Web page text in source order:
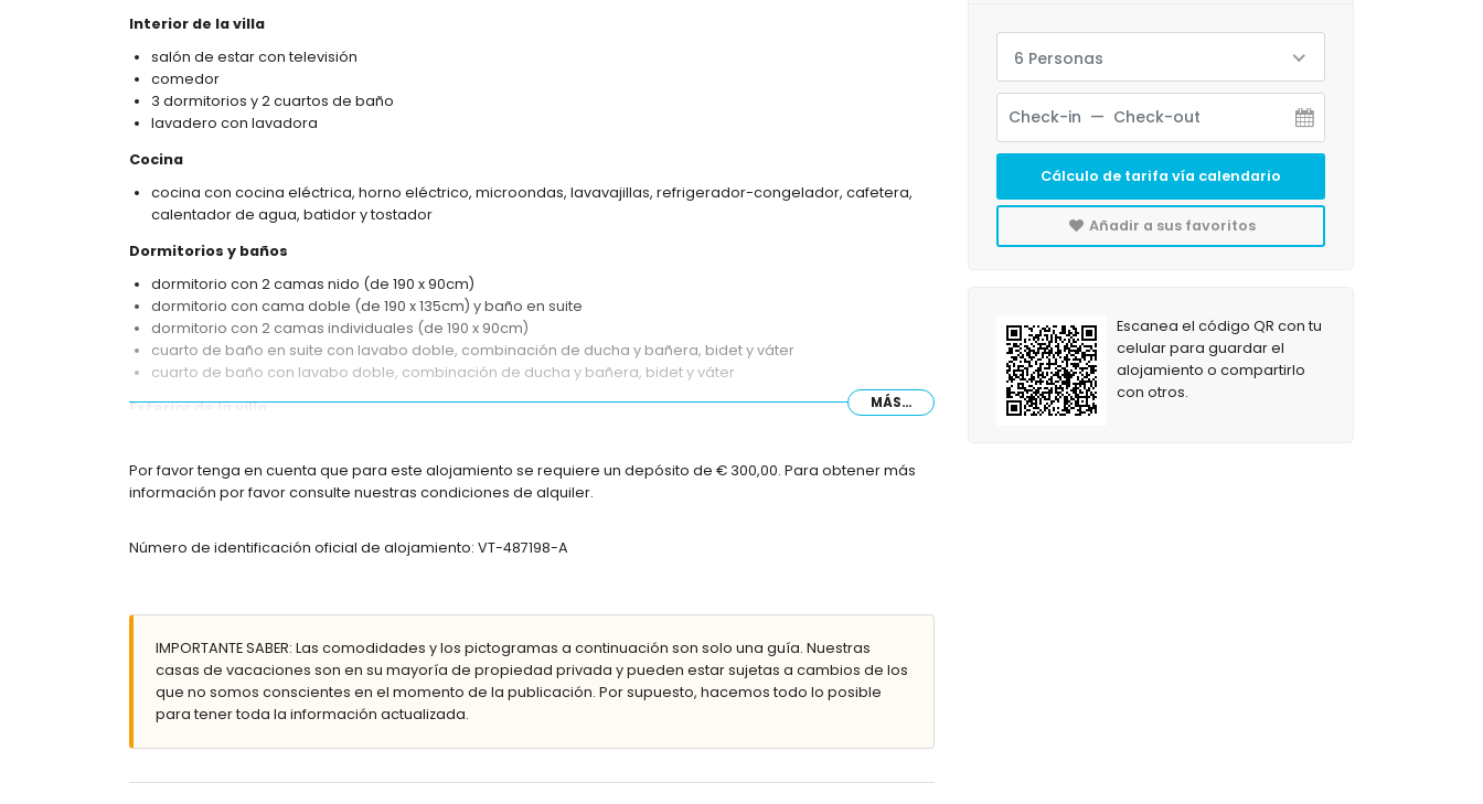
Interior de la villa
salón de estar con televisión
comedor
3 dormitorios y 2 cuartos de baño
lavadero con lavadora
Cocina
cocina con cocina eléctrica, horno eléctrico, microondas, lavavajillas, refrigerador-congelador, cafetera,
calentador de agua, batidor y tostador
Dormitorios y baños
dormitorio con 2 camas nido (de 190 x 90cm)
dormitorio con cama doble (de 190 x 135cm) y baño en suite
dormitorio con 2 camas individuales (de 190 x 90cm)
cuarto de baño en suite con lavabo doble, combinación de ducha y bañera, bidet y váter
cuarto de baño con lavabo doble, combinación de ducha y bañera, bidet y váter
Exterior de la villa
piscina privada de 10m x 5m
jardín con gravilla, árboles y muebles de jardín con tumbonas
terraza cubierta
zona exterior para sentarse y zona exterior para comer
playa más cercana: El Arenal (a menos de 9 kilómetros de la villa)
aeropuerto más cercano: Alicante (a menos de 100 kilómetros de la villa)
no se admiten mascotas
El alojamiento es muy apto para familias con niños
Instalaciones y servicios incluidos en el precio del alquiler de la villa
internet (WiFi)
MÁS...
Por favor tenga en cuenta que para este alojamiento se requiere un depósito de € 300,00. Para obtener más
información por favor consulte nuestras condiciones de alquiler.
Número de identificación oficial de alojamiento: VT-487198-A
IMPORTANTE SABER: Las comodidades y los pictogramas a continuación son solo una guía. Nuestras
casas de vacaciones son en su mayoría de propiedad privada y pueden estar sujetas a cambios de los
que no somos conscientes en el momento de la publicación. Por supuesto, hacemos todo lo posible
para tener toda la información actualizada.
6 Personas
Cálculo de tarifa vía calendario
Añadir a sus favoritos
Escanea el código QR con tu
celular para guardar el
alojamiento o compartirlo
con otros.